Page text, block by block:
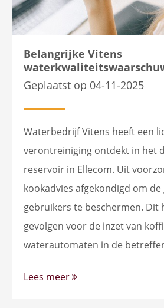
Belangrijke Vitens
Geplaatst op 04-11-2025
Waterbedrijf Vitens heeft een
verontreiniging ontdekt in het
reservoir in Ellecom. Uit
kookadvies afgekondigd om
gebruikers te beschermen. Dit
gevolgen voor de inzet van
waterautomaten in de
Lees meer